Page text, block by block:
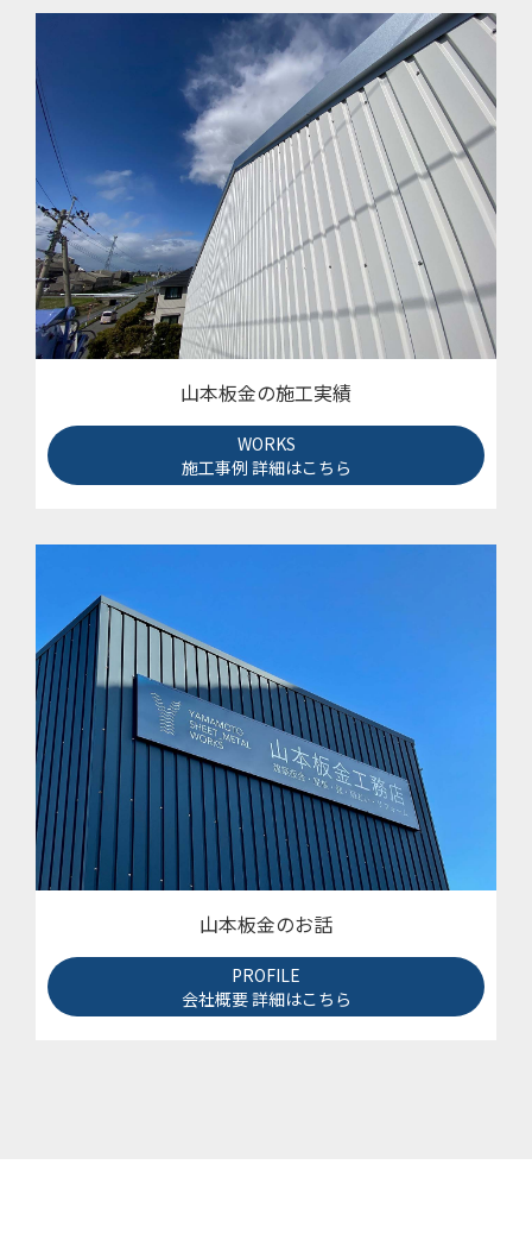
山本板金の施工実績
WORKS
施工事例 詳細はこちら
山本板金のお話
PROFILE
会社概要 詳細はこちら